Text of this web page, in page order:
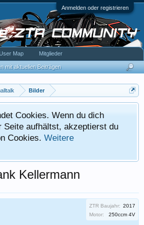
Anmelden oder registrieren
Bilder
Cookies. Wenn du dich
Seite aufhältst, akzeptierst du
Cookies. Weitere
Kellermann
ZTR Baujahr: 2017
Motor:
250ccm 4V
mit aktuellen Beiträgen
User Map Mitglieder